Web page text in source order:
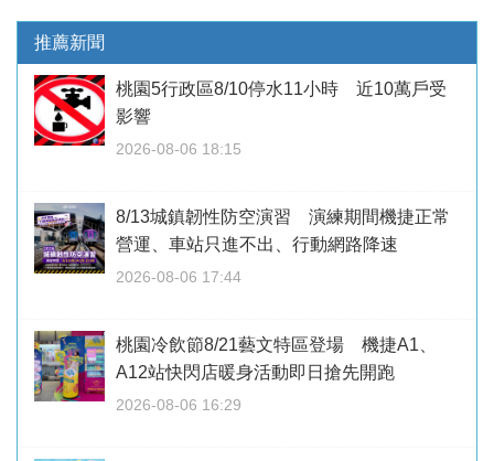
推薦新聞
桃園5行政區8/10停水11小時 近10萬戶受
影響
2026-08-06 18:15
8/13城鎮韌性防空演習 演練期間機捷正常
營運、車站只進不出、行動網路降速
2026-08-06 17:44
桃園冷飲節8/21藝文特區登場 機捷A1、
A12站快閃店暖身活動即日搶先開跑
2026-08-06 16:29